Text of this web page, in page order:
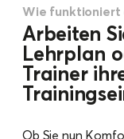
Wie funktioniert
Arbeiten
Lehrplan
Trainer
Ob Sie nun